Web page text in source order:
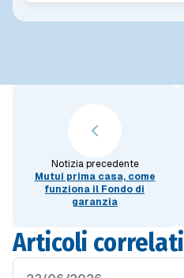
Notizia precedente
Mutui prima casa, come
funziona il Fondo di
garanzia
Articoli correlati